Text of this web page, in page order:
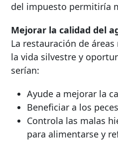
del impuesto permitiría
Mejorar la calidad del
La restauración de
la vida silvestre y
serían:
Ayude a mejorar la
Beneficiar a los
Controla las malas
para alimentarse y